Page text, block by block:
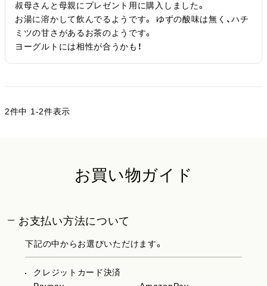
叔母さんと母親にプレゼント用に購入しました。
お湯に溶かして飲んでるようです。 ゆずの酸味は無く、ハチ
ミツの甘さがあるお茶のようです。
ヨーグルトには相性が合うかも！
2件中 1-2件表示
お買い物ガイド
お支払い方法について
下記の中からお選びいただけます。
クレジットカード決済